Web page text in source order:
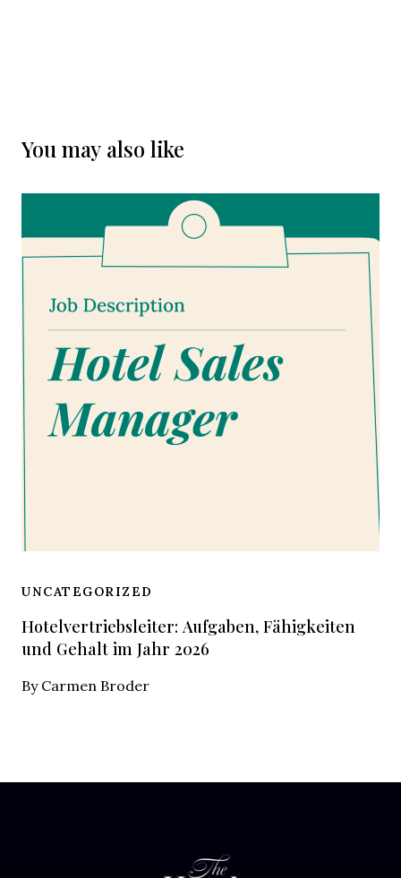
You may also like
UNCATEGORIZED
Hotelvertriebsleiter: Aufgaben, Fähigkeiten
und Gehalt im Jahr 2026
ByCarmen Broder